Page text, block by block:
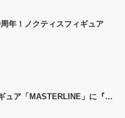
周年！ノクティスフィギュア
ュア「MASTERLINE」に『…